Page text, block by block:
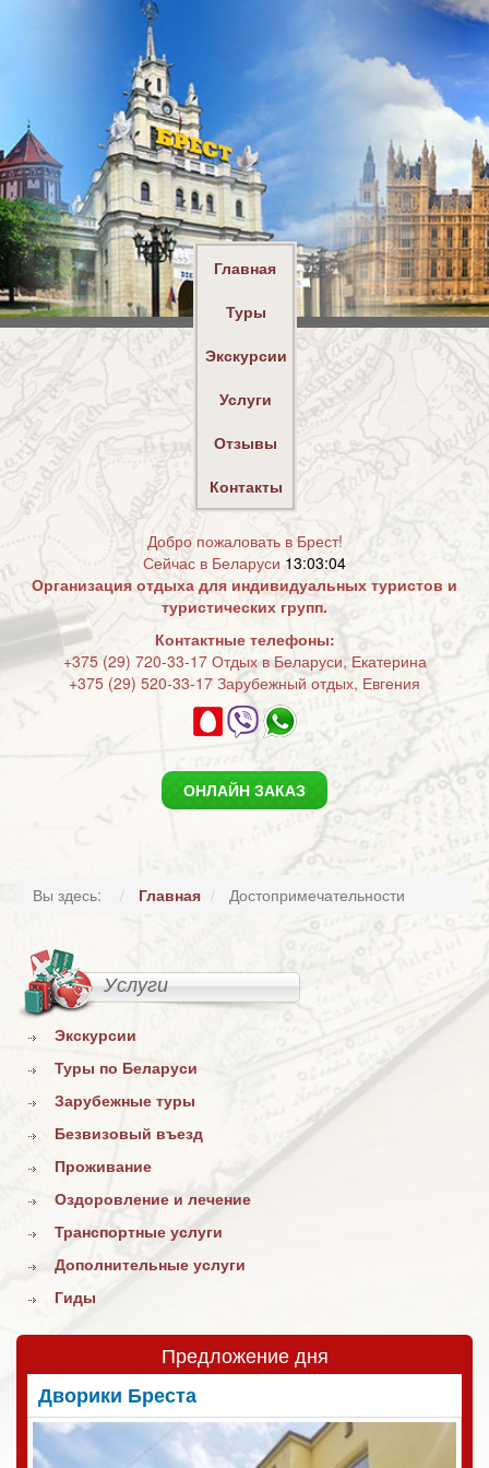
Главная
Туры
Экскурсии
Услуги
Отзывы
Контакты
Добро пожаловать в Брест!
Сейчас в Беларуси 13:03:04
Организация отдыха для индивидуальных туристов и
туристических групп.
Контактные телефоны:
+375 (29) 720-33-17 Отдых в Беларуси, Екатерина
+375 (29) 520-33-17 Зарубежный отдых, Евгения
ОНЛАЙН ЗАКАЗ
Вы здесь: Главная Достопримечательности
Услуги
Экскурсии
Туры по Беларуси
Зарубежные туры
Безвизовый въезд
Проживание
Оздоровление и лечение
Транспортные услуги
Дополнительные услуги
Гиды
Предложение дня
Дворики Бреста